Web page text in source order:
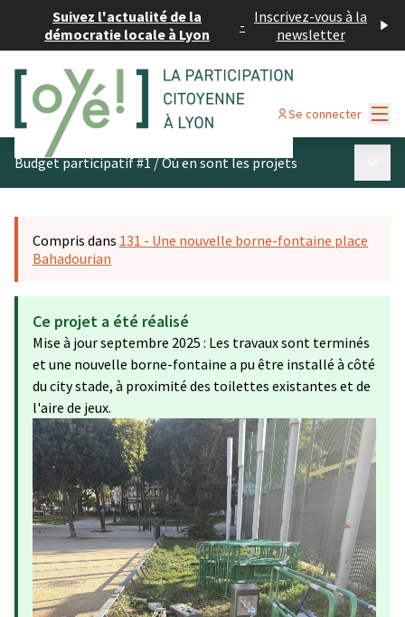
Suivez l'actualité de la
démocratie locale à Lyon
- Inscrivez-vous à la
newsletter
Se connecter
Budget participatif #1/Où en sont les projets
Compris dans 131 - Une nouvelle borne-fontaine place
Bahadourian
Ce projet a été réalisé
Mise à jour septembre 2025 : Les travaux sont terminés
et une nouvelle borne-fontaine a pu être installé à côté
du city stade, à proximité des toilettes existantes et de
l'aire de jeux.